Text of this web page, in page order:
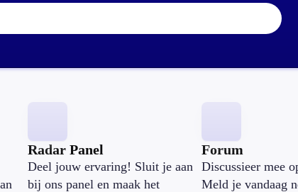
E-mailadres:
Radar Panel
Deel jouw ervaring! Sluit je aan
bij ons panel en maak het
Forum
Discussieer mee
Meld je vandaag